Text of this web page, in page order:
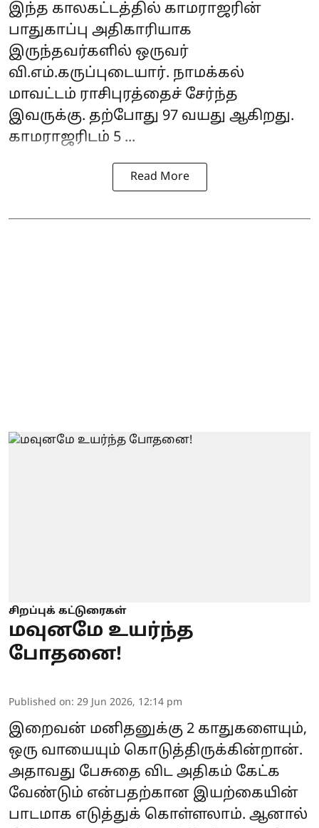
இந்த காலகட்டத்தில் காமராஜரின்
பாதுகாப்பு அதிகாரியாக
இருந்தவர்களில் ஒருவர்
வி.எம்.கருப்புடையார். நாமக்கல்
மாவட்டம் ராசிபுரத்தைச் சேர்ந்த
இவருக்கு. தற்போது 97 வயது ஆகிறது.
காமராஜரிடம் 5 ...
Read More
சிறப்புக் கட்டுரைகள்
மவுனமே உயர்ந்த
போதனை!
Published on: 29 Jun 2026, 12:14 pm
இறைவன் மனிதனுக்கு 2 காதுகளையும்,
ஒரு வாயையும் கொடுத்திருக்கின்றான்.
அதாவது பேசுதை விட அதிகம் கேட்க
வேண்டும் என்பதற்கான இயற்கையின்
பாடமாக எடுத்துக் கொள்ளலாம். ஆனால்